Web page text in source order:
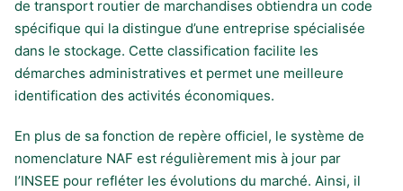
de transport routier de marchandises obtiendra un code
spécifique qui la distingue d’une entreprise spécialisée
dans le stockage. Cette classification facilite les
démarches administratives et permet une meilleure
identification des activités économiques.
En plus de sa fonction de repère officiel, le système de
nomenclature NAF est régulièrement mis à jour par
l’INSEE pour refléter les évolutions du marché. Ainsi, il